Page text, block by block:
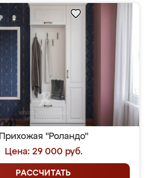
Прихожая "Роландо"
Цена: 29 000 руб.
РАССЧИТАТЬ